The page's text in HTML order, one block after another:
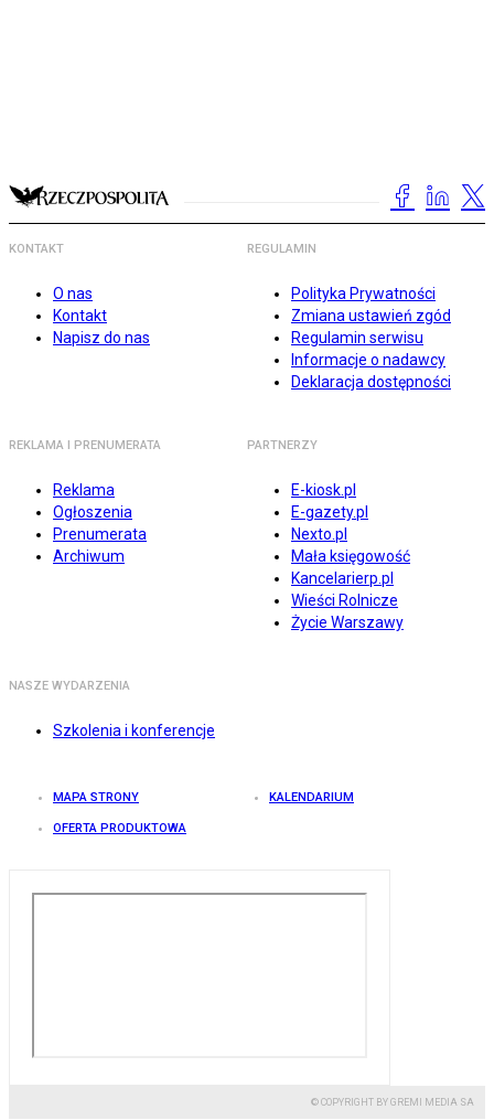
KONTAKT
O nas
Kontakt
Napisz do nas
REGULAMIN
Polityka Prywatności
Zmiana ustawień zgód
Regulamin serwisu
Informacje o nadawcy
Deklaracja dostępności
REKLAMA I PRENUMERATA
Reklama
Ogłoszenia
Prenumerata
Archiwum
PARTNERZY
E-kiosk.pl
E-gazety.pl
Nexto.pl
Mała księgowość
Kancelarierp.pl
Wieści Rolnicze
Życie Warszawy
NASZE WYDARZENIA
Szkolenia i konferencje
MAPA STRONY KALENDARIUM
OFERTA PRODUKTOWA
© COPYRIGHT BY GREMI MEDIA SA